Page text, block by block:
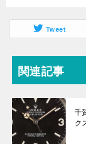
Tweet
関連記事
千
ク